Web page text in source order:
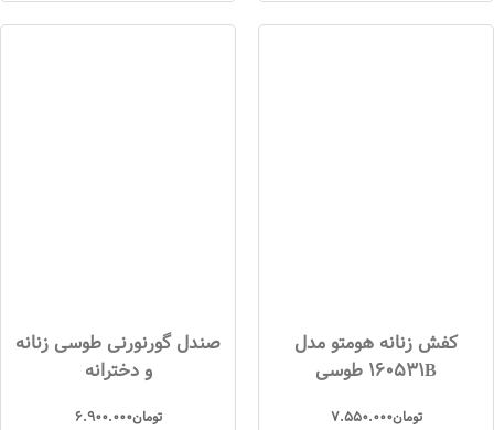
کفش زنانه هومتو مدل
160531B طوسی
تومان7.550.000
صندل گورنورنی طوسی زنانه
و دخترانه
تومان6.900.000